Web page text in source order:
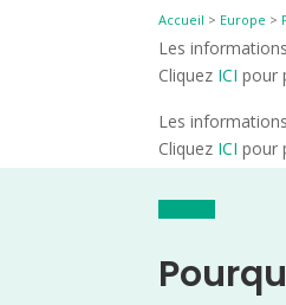
Accueil > Europe >
Les
Cliquez ICI pour
Les
Cliquez ICI pour